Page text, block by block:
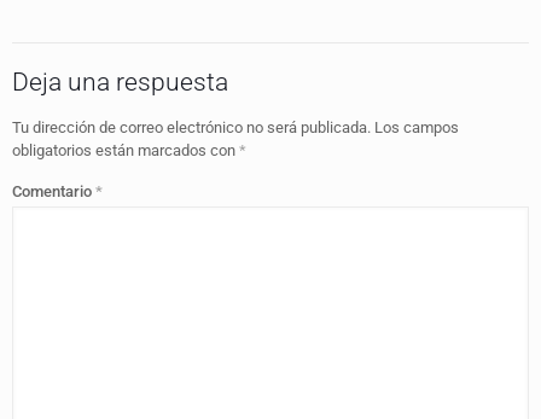
Deja una respuesta
Tu dirección de correo electrónico no será publicada. Los campos
obligatorios están marcados con *
Comentario *